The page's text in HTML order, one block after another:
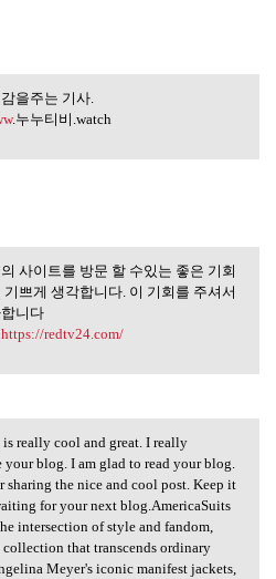
감을주는 기사.
을주는 기사.
.누누티비.watch
의 사이트를 방문 할 수
기회 였고
사이트를 방문 할 수있는 좋은 기회
기쁘게 생각합니다. 이 기회를 주셔서
니다
https://redtv24.com/
is really cool and
really cool and great. I really
your blog. I am glad to read your blog.
sharing the nice and cool post. Keep it
for your next blog.AmericaSuits
intersection of style and fandom,
collection that transcends ordinary
Meyer's iconic manifest jackets,